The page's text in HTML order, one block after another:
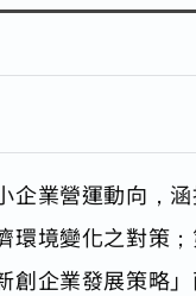
業營運動向，
境變化之對策
企業發展策略